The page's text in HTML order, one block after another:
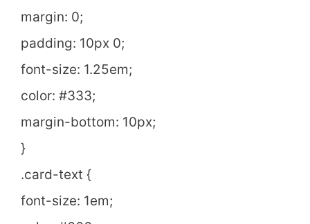
margin: 0;
padding: 10px 0;
font-size: 1.25em;
color: #333;
margin-bottom: 10px;
}
.card-text {
font-size: 1em;